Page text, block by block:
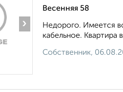
›
Весенняя 58
Недорого. Имеется
кабельное.
Собственник,